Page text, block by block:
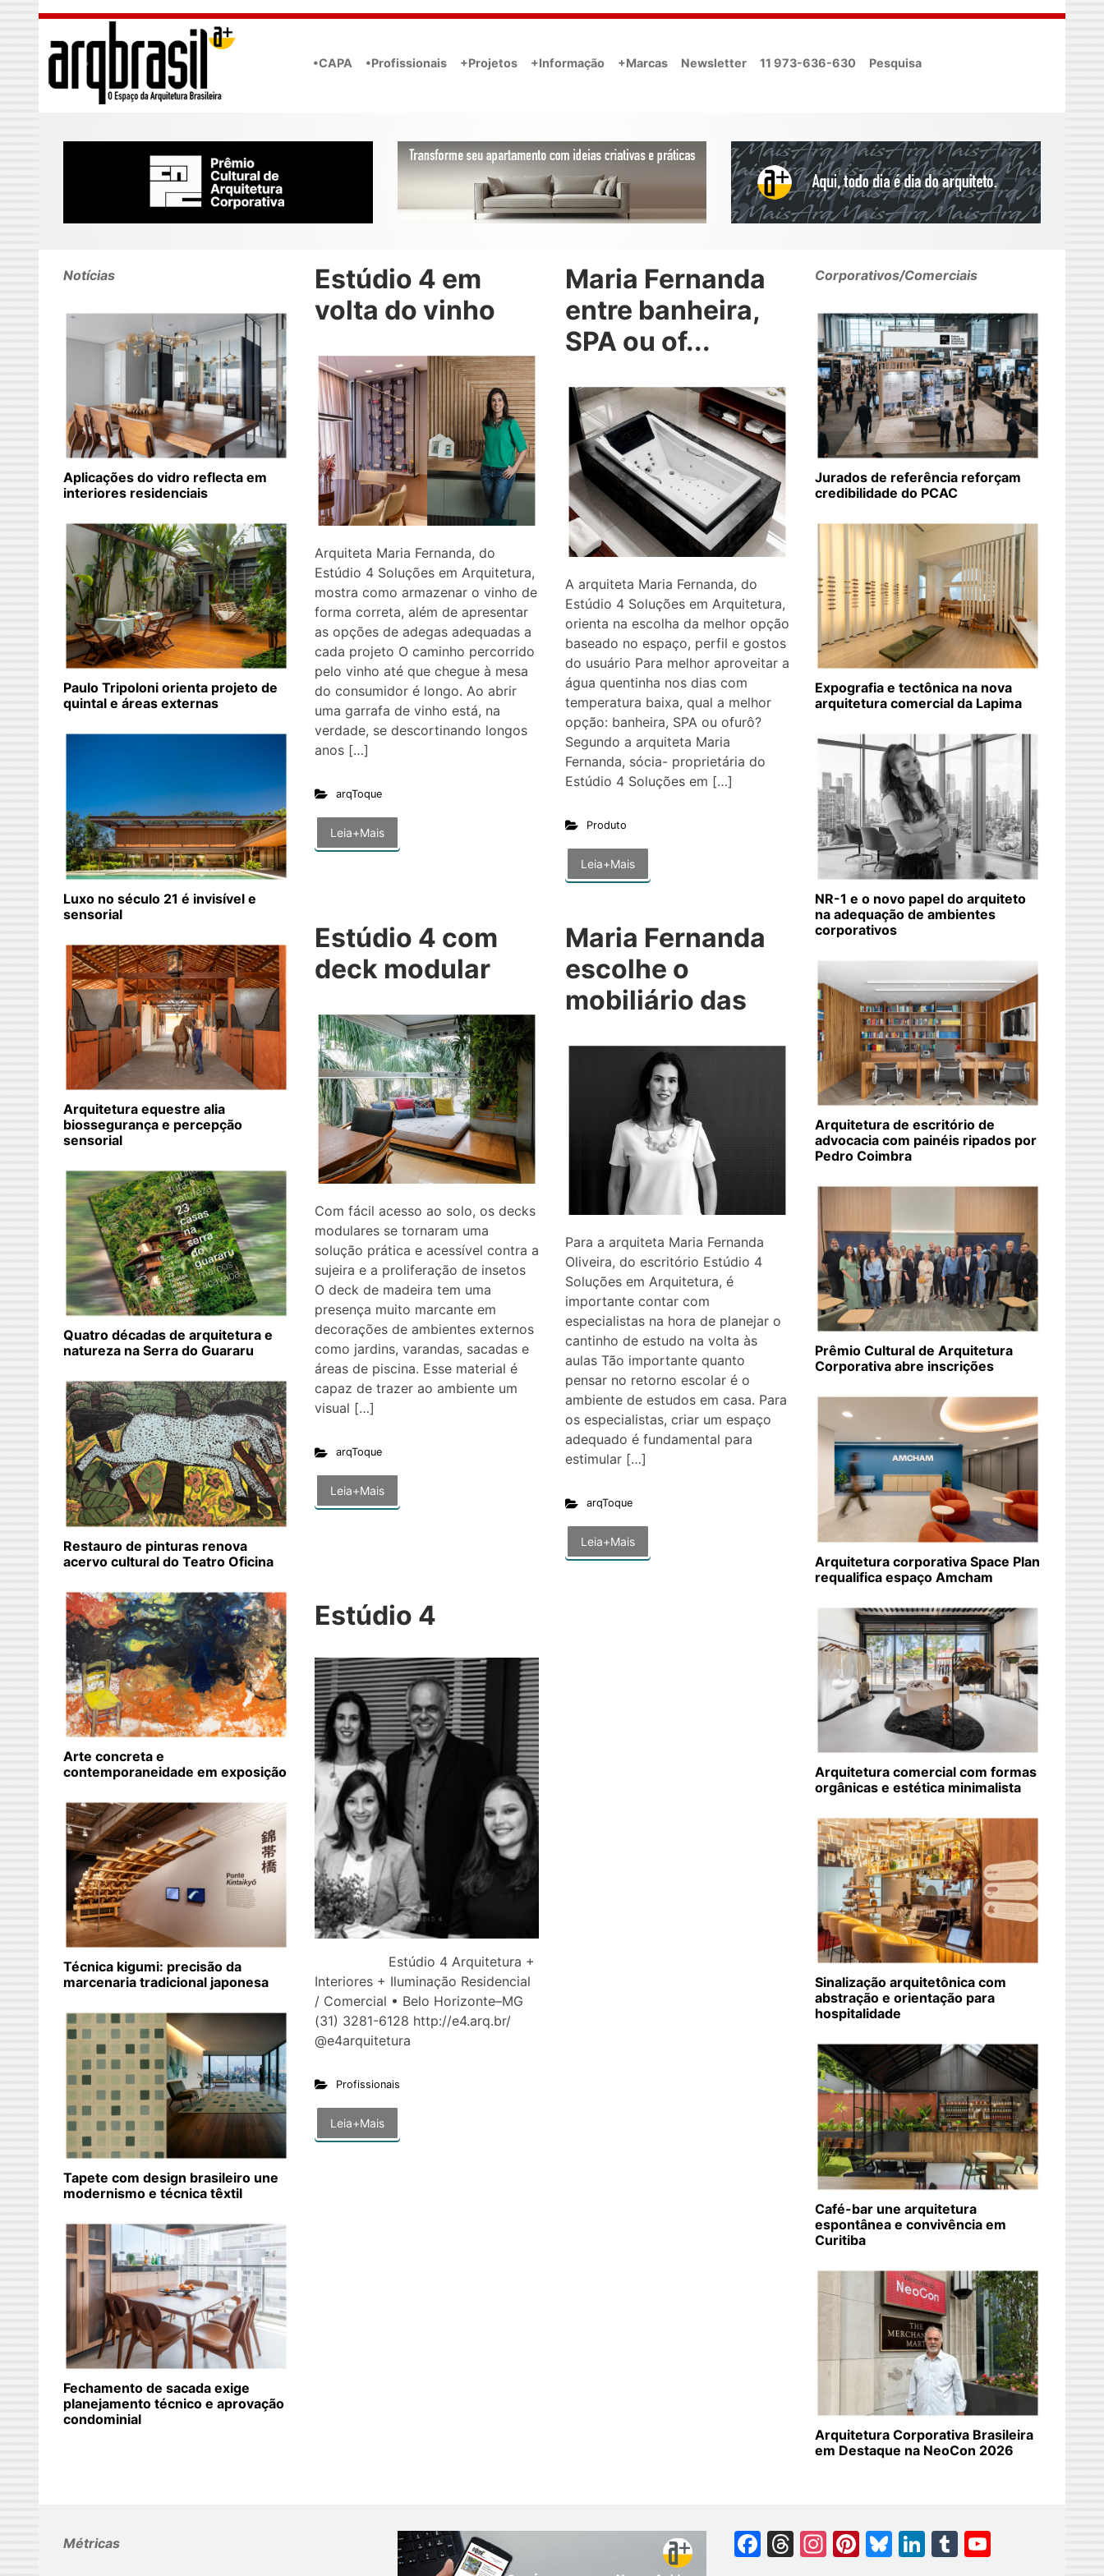
Skip to main content
•CAPA •Profissionais +Projetos +Informação +Marcas Newsletter 11 973-636-630 Pesquisa
Estúdio 4 em
volta do vinho
Arquiteta Maria Fernanda, do
Estúdio 4 Soluções em Arquitetura,
mostra como armazenar o vinho de
forma correta, além de apresentar
as opções de adegas adequadas a
cada projeto O caminho percorrido
pelo vinho até que chegue à mesa
do consumidor é longo. Ao abrir
uma garrafa de vinho está, na
verdade, se descortinando longos
anos […]
arqToque
Leia+Mais
Maria Fernanda
entre banheira,
SPA ou of...
A arquiteta Maria Fernanda, do
Estúdio 4 Soluções em Arquitetura,
orienta na escolha da melhor opção
baseado no espaço, perfil e gostos
do usuário Para melhor aproveitar a
água quentinha nos dias com
temperatura baixa, qual a melhor
opção: banheira, SPA ou ofurô?
Segundo a arquiteta Maria
Fernanda, sócia- proprietária do
Estúdio 4 Soluções em […]
Produto
Leia+Mais
Estúdio 4 com
deck modular
Com fácil acesso ao solo, os decks
modulares se tornaram uma
solução prática e acessível contra a
sujeira e a proliferação de insetos
O deck de madeira tem uma
presença muito marcante em
decorações de ambientes externos
como jardins, varandas, sacadas e
áreas de piscina. Esse material é
capaz de trazer ao ambiente um
visual […]
arqToque
Leia+Mais
Maria Fernanda
escolhe o
mobiliário das
Para a arquiteta Maria Fernanda
Oliveira, do escritório Estúdio 4
Soluções em Arquitetura, é
importante contar com
especialistas na hora de planejar o
cantinho de estudo na volta às
aulas Tão importante quanto
pensar no retorno escolar é o
ambiente de estudos em casa. Para
os especialistas, criar um espaço
adequado é fundamental para
estimular […]
arqToque
Leia+Mais
Estúdio 4
Estúdio 4 Arquitetura +
Interiores + Iluminação Residencial
/ Comercial • Belo Horizonte–MG
(31) 3281-6128 http://e4.arq.br/
@e4arquitetura
Profissionais
Leia+Mais
Notícias
Aplicações do vidro reflecta em
interiores residenciais
Paulo Tripoloni orienta projeto de
quintal e áreas externas
Luxo no século 21 é invisível e
sensorial
Arquitetura equestre alia
biossegurança e percepção
sensorial
Quatro décadas de arquitetura e
natureza na Serra do Guararu
Restauro de pinturas renova
acervo cultural do Teatro Oficina
Arte concreta e
contemporaneidade em exposição
Técnica kigumi: precisão da
marcenaria tradicional japonesa
Tapete com design brasileiro une
modernismo e técnica têxtil
Fechamento de sacada exige
planejamento técnico e aprovação
condominial
Corporativos/Comerciais
Jurados de referência reforçam
credibilidade do PCAC
Expografia e tectônica na nova
arquitetura comercial da Lapima
NR-1 e o novo papel do arquiteto
na adequação de ambientes
corporativos
Arquitetura de escritório de
advocacia com painéis ripados por
Pedro Coimbra
Prêmio Cultural de Arquitetura
Corporativa abre inscrições
Arquitetura corporativa Space Plan
requalifica espaço Amcham
Arquitetura comercial com formas
orgânicas e estética minimalista
Sinalização arquitetônica com
abstração e orientação para
hospitalidade
Café-bar une arquitetura
espontânea e convivência em
Curitiba
Arquitetura Corporativa Brasileira
em Destaque na NeoCon 2026
Métricas Facebook
Threads
Instagram
Pinterest
Bluesky
LinkedIn
Tumblr